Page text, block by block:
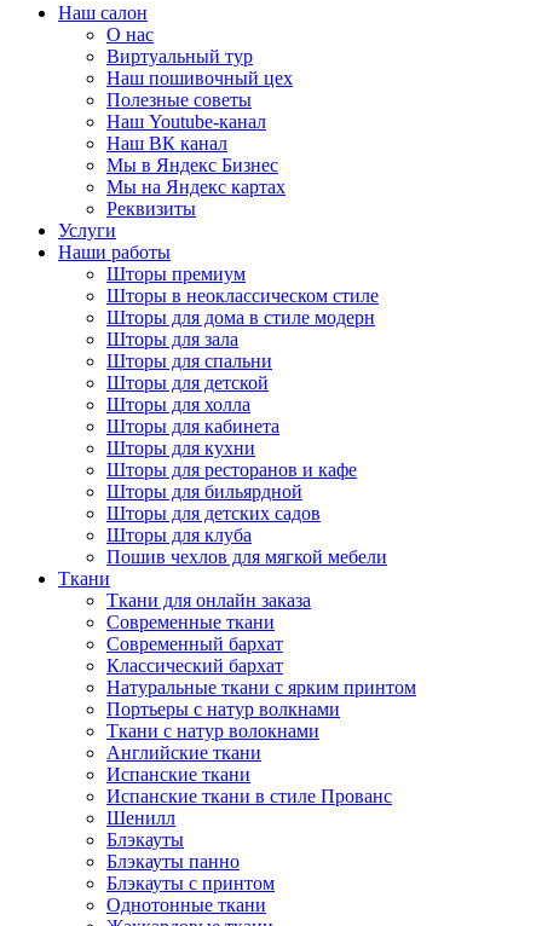
Наш салон
О нас
Виртуальный тур
Наш пошивочный цех
Полезные советы
Наш Youtube-канал
Наш ВК канал
Мы в Яндекс Бизнес
Мы на Яндекс картах
Реквизиты
Услуги
Наши работы
Шторы премиум
Шторы в неоклассическом стиле
Шторы для дома в стиле модерн
Шторы для зала
Шторы для спальни
Шторы для детской
Шторы для холла
Шторы для кабинета
Шторы для кухни
Шторы для ресторанов и кафе
Шторы для бильярдной
Шторы для детских садов
Шторы для клуба
Пошив чехлов для мягкой мебели
Ткани
Ткани для онлайн заказа
Современные ткани
Современный бархат
Классический бархат
Натуральные ткани с ярким принтом
Портьеры с натур волкнами
Ткани с натур волокнами
Английские ткани
Испанские ткани
Испанские ткани в стиле Прованс
Шенилл
Блэкауты
Блэкауты панно
Блэкауты с принтом
Однотонные ткани